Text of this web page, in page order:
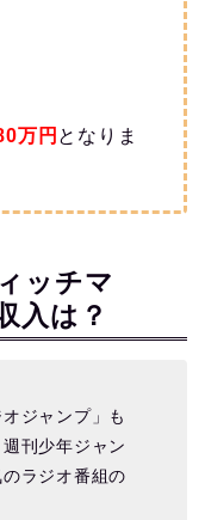
万 円 となりま
ッチマ
入は？
ジャンプ」も
刊少年ジャン
ラジオ番組の